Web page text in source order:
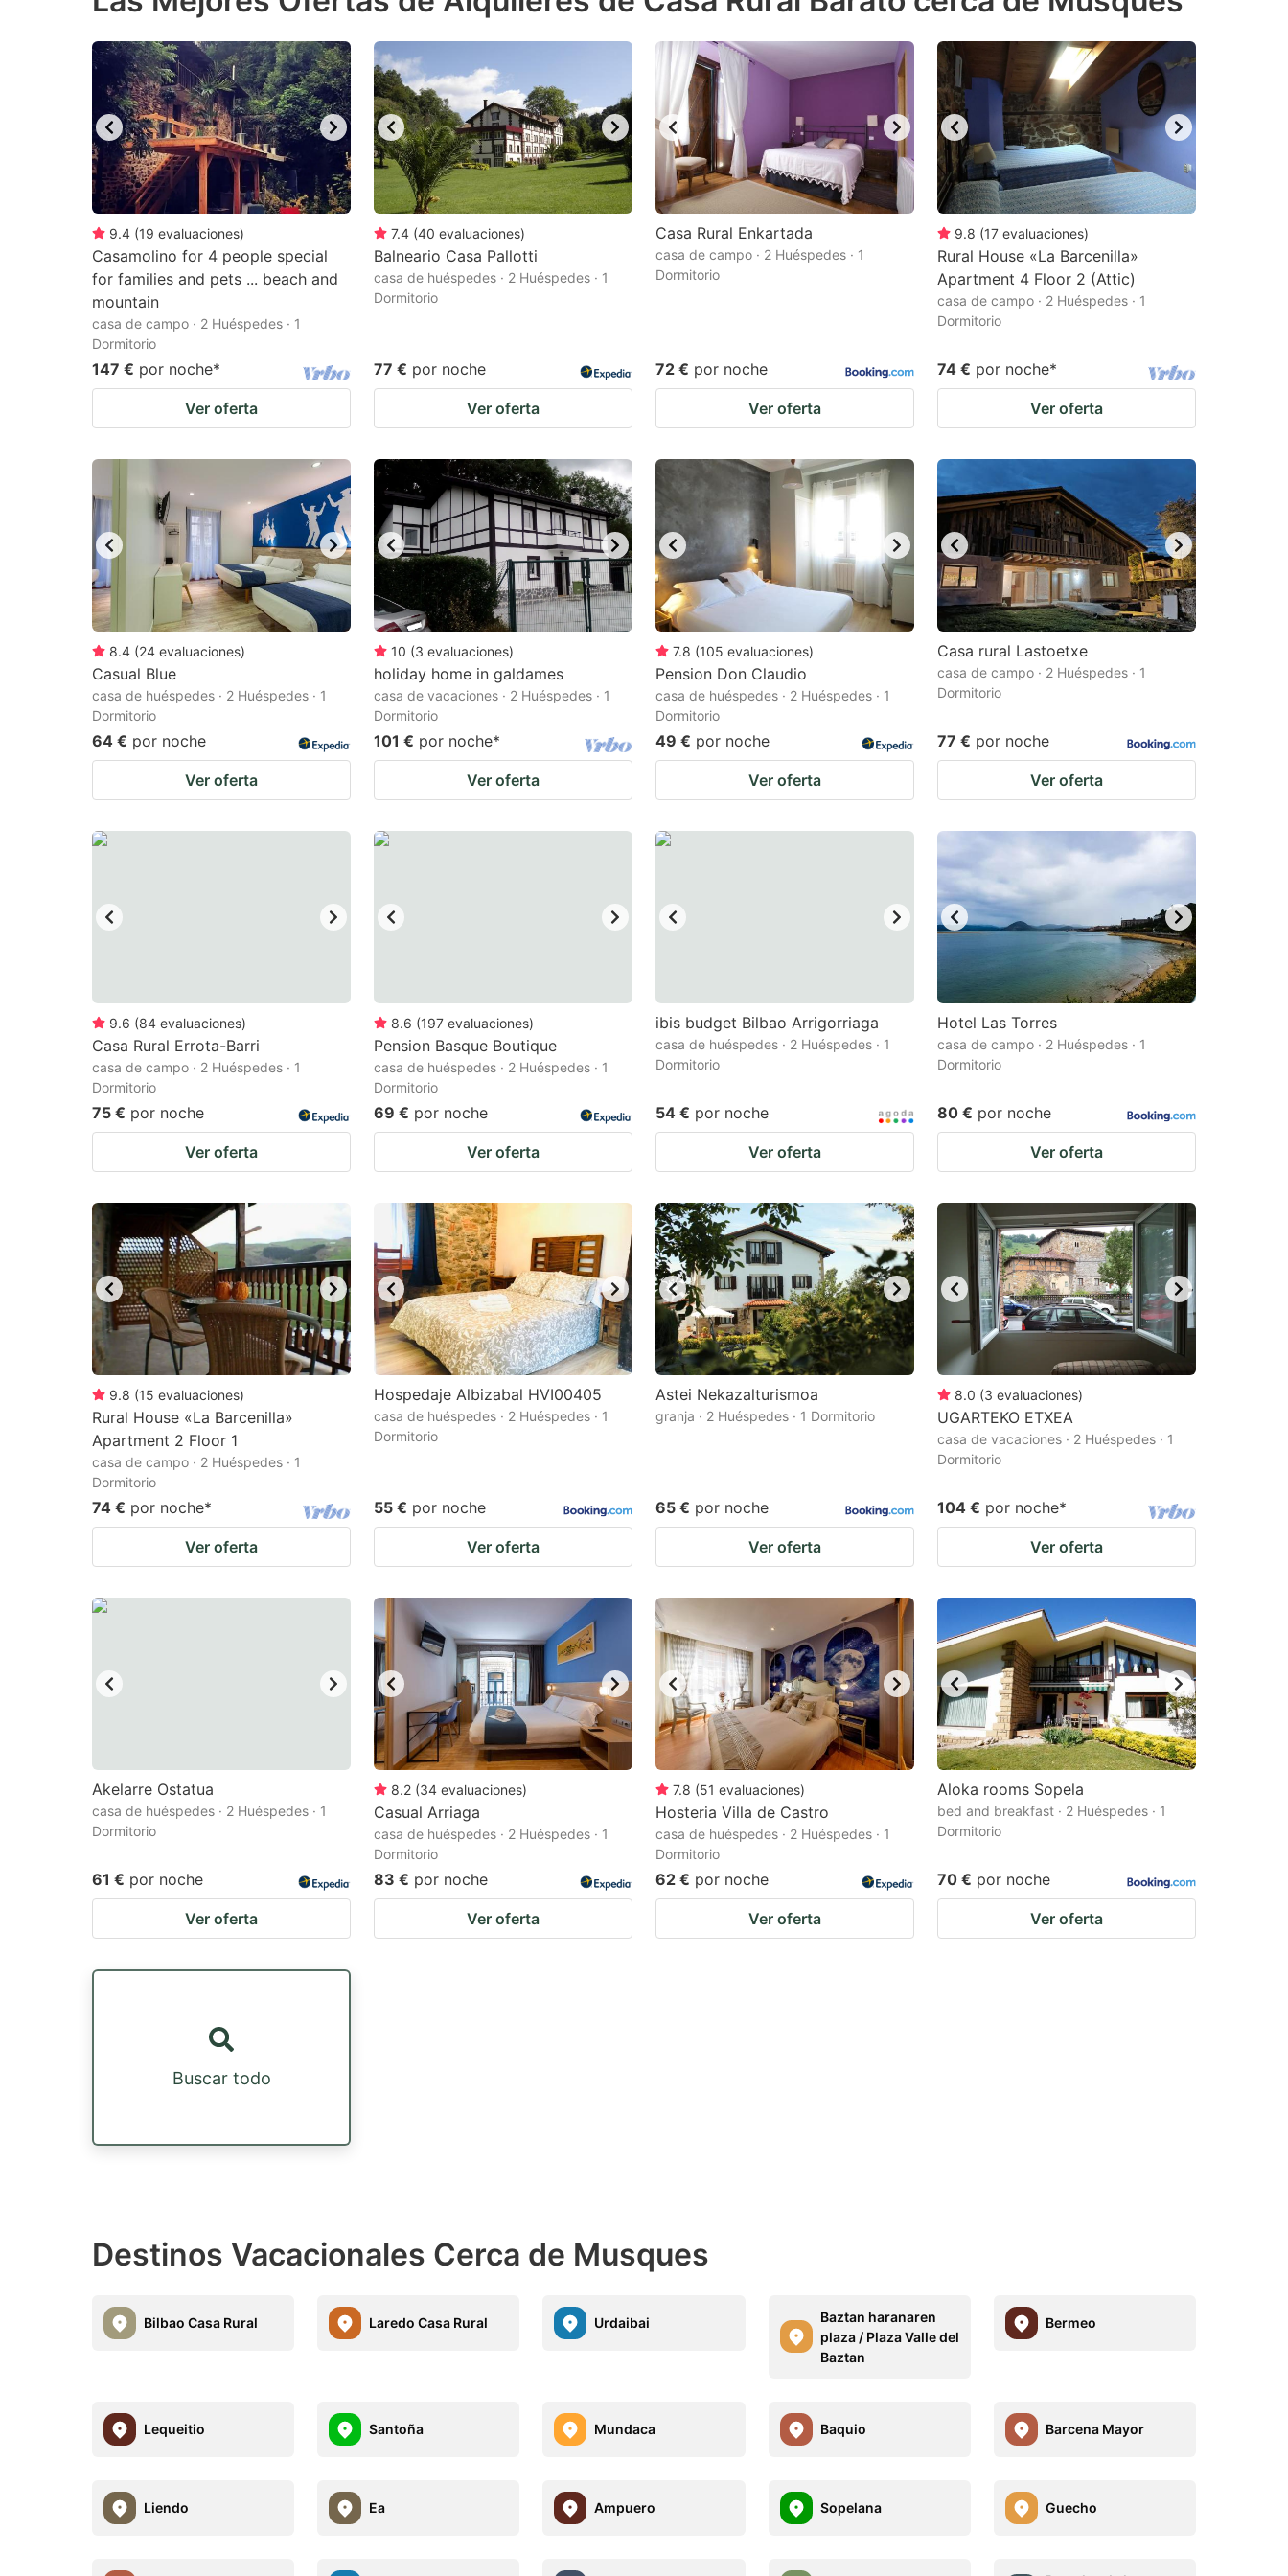
mark
key
to
get
the
keyboard
shortcuts
for
changing
dates.
mark
key
to
get
the
keyboard
shortcuts
for
changing
9.4 (19 evaluaciones)
Casamolino for 4 people special
for families and pets ... beach and
mountain
casa de campo · 2 Huéspedes · 1
Dormitorio
147 € por noche*
Ver oferta
7.4 (40 evaluaciones)
Balneario Casa Pallotti
casa de huéspedes · 2 Huéspedes · 1
Dormitorio
77 € por noche
Ver oferta
Casa Rural Enkartada
casa de campo · 2 Huéspedes · 1
Dormitorio
72 € por noche
Ver oferta
9.8 (17 evaluaciones)
Rural House «La Barcenilla»
Apartment 4 Floor 2 (Attic)
casa de campo · 2 Huéspedes · 1
Dormitorio
74 € por noche*
Ver oferta
8.4 (24 evaluaciones)
Casual Blue
casa de huéspedes · 2 Huéspedes · 1
Dormitorio
64 € por noche
Ver oferta
10 (3 evaluaciones)
holiday home in galdames
casa de vacaciones · 2 Huéspedes · 1
Dormitorio
101 € por noche*
Ver oferta
7.8 (105 evaluaciones)
Pension Don Claudio
casa de huéspedes · 2 Huéspedes · 1
Dormitorio
49 € por noche
Ver oferta
Casa rural Lastoetxe
casa de campo · 2 Huéspedes · 1
Dormitorio
77 € por noche
Ver oferta
9.6 (84 evaluaciones)
Casa Rural Errota-Barri
casa de campo · 2 Huéspedes · 1
Dormitorio
75 € por noche
Ver oferta
8.6 (197 evaluaciones)
Pension Basque Boutique
casa de huéspedes · 2 Huéspedes · 1
Dormitorio
69 € por noche
Ver oferta
ibis budget Bilbao Arrigorriaga
casa de huéspedes · 2 Huéspedes · 1
Dormitorio
54 € por noche
Ver oferta
Hotel Las Torres
casa de campo · 2 Huéspedes · 1
Dormitorio
80 € por noche
Ver oferta
9.8 (15 evaluaciones)
Rural House «La Barcenilla»
Apartment 2 Floor 1
casa de campo · 2 Huéspedes · 1
Dormitorio
74 € por noche*
Ver oferta
Hospedaje Albizabal HVI00405
casa de huéspedes · 2 Huéspedes · 1
Dormitorio
55 € por noche
Ver oferta
Astei Nekazalturismoa
granja · 2 Huéspedes · 1 Dormitorio
65 € por noche
Ver oferta
8.0 (3 evaluaciones)
UGARTEKO ETXEA
casa de vacaciones · 2 Huéspedes · 1
Dormitorio
104 € por noche*
Ver oferta
Akelarre Ostatua
casa de huéspedes · 2 Huéspedes · 1
Dormitorio
61 € por noche
Ver oferta
8.2 (34 evaluaciones)
Casual Arriaga
casa de huéspedes · 2 Huéspedes · 1
Dormitorio
83 € por noche
Ver oferta
7.8 (51 evaluaciones)
Hosteria Villa de Castro
casa de huéspedes · 2 Huéspedes · 1
Dormitorio
62 € por noche
Ver oferta
Aloka rooms Sopela
bed and breakfast · 2 Huéspedes · 1
Dormitorio
70 € por noche
Ver oferta
Buscar todo
Destinos Vacacionales Cerca de Musques
Bilbao Casa Rural Laredo Casa Rural Urdaibai
Baztan haranaren
plaza / Plaza Valle del
Baztan
Bermeo
Lequeitio Santoña Mundaca Baquio Barcena Mayor
Liendo Ea Ampuero Sopelana Guecho